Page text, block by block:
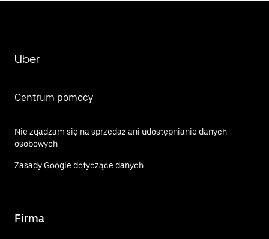
Uber
Centrum pomocy
Nie zgadzam się na sprzedaż ani udostępnianie danych
osobowych
Zasady Google dotyczące danych
Firma